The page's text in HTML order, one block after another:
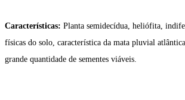
Características: Planta semidecídua, heliófita,
físicas do solo, característica da mata pluvial
grande quantidade de sementes viáveis.